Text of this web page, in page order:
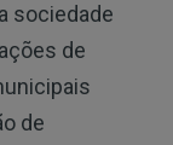
sociedade
de
de